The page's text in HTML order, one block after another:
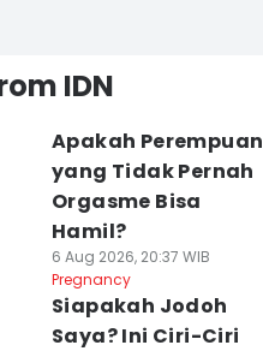
IDN
Apakah Perempuan
yang Tidak Pernah
Orgasme Bisa
Hamil?
6 Aug 2026, 20:37 WIB
Pregnancy
Siapakah Jodoh
Saya? Ini Ciri-Ciri